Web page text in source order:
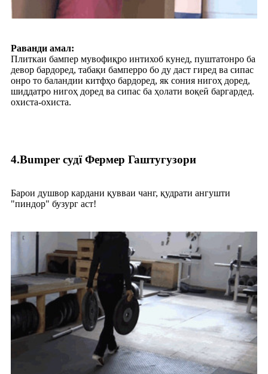
Раванди амал:
Плиткаи бампер мувофиқро интихоб кунед, пуштатонро ба
девор бардоред, табақи бамперро бо ду даст гиред ва сипас
онро то баландии китфҳо бардоред, як сония нигоҳ доред,
шиддатро нигоҳ доред ва сипас ба ҳолати воқеӣ баргардед.
охиста-охиста.
4.Bumper судї Фермер Гаштугузори
Барои душвор кардани қувваи чанг, қудрати ангушти
"пиндор" бузург аст!